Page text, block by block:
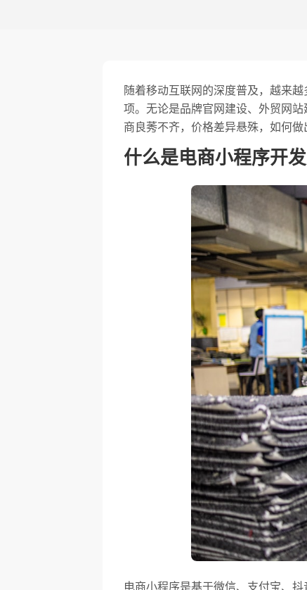
随着移动互联网的深度普及，越来
项。无论是品牌官网建设、外贸网
商良莠不齐，价格差异悬殊，如何
什么是电商小程序开发
电商小程序是基于微信、支付宝、